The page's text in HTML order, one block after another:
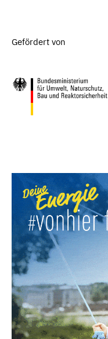
Gefördert von